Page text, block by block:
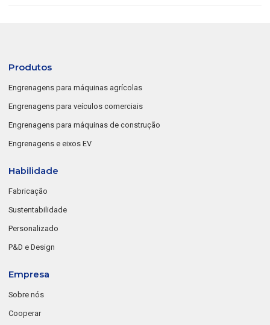
Produtos
Engrenagens para máquinas agrícolas
Engrenagens para veículos comerciais
Engrenagens para máquinas de construção
Engrenagens e eixos EV
Habilidade
Fabricação
Sustentabilidade
Personalizado
P&D e Design
Empresa
Sobre nós
Cooperar